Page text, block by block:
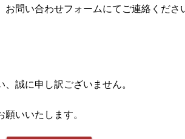
問い合わせフォームにてご連絡くださ
誠に申し訳ございません。
いいたします。